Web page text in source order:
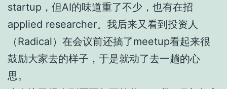
startup，但AI的味道重了不少，也有在招
applied researcher。我后来又看到投资人
（Radical）在会议前还搞了meetup看起来很
鼓励大家去的样子，于是就动了去一趟的心
思。